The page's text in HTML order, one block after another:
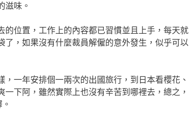
滋味。
位置，工作上的內容都已習慣並且上手，每天就
，如果沒有什麼裁員解僱的意外發生，似乎可以
一年安排個一兩次的出國旅行，到日本看櫻花、
下阿，雖然實際上也沒有辛苦到哪裡去，總之，